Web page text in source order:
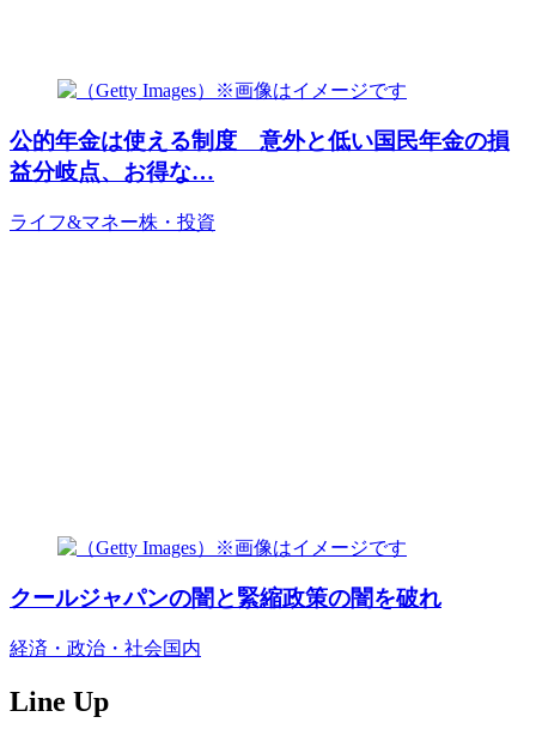
公的年金は使える制度 意外と低い国民年金の損
益分岐点、お得な…
ライフ&マネー株・投資
クールジャパンの闇と緊縮政策の闇を破れ
経済・政治・社会国内
Line Up